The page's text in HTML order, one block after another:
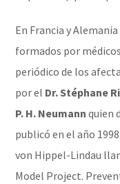
En Francia y
formados por
periódico de los
por el Dr. Stéphane
P. H. Neumannquien
publicó en el año
von Hippel-Lindau
Model Project.